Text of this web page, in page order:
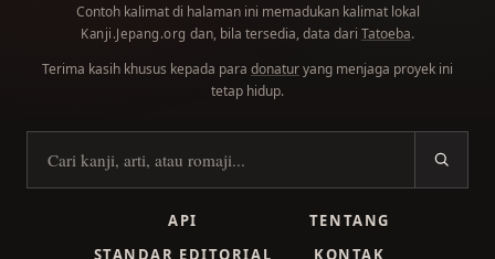
Contoh kalimat di halaman ini memadukan kalimat lokal
Kanji.Jepang.org dan, bila tersedia, data dari Tatoeba.
Terima kasih khusus kepada para donaturyang menjaga proyek ini
tetap hidup.
Cari kanji
API
TENTANG
STANDAR EDITORIAL
KONTAK